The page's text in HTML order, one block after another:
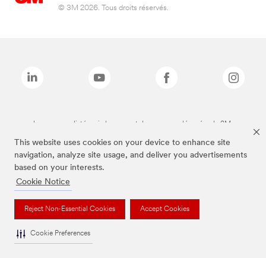
This website uses cookies on your device to enhance site
navigation, analyze site usage, and deliver you advertisements
based on your interests.
Cookie Notice
Reject Non-Essential Cookies Accept Cookies
Cookie Preferences
© 3M 2026. Tous droits réservés.
Les marques listées ci-dessus sont des marques déposées de 3M.